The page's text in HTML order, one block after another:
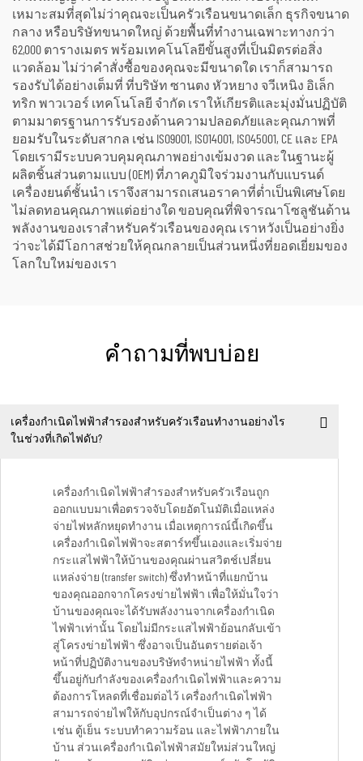
เหมาะสมที่สุดไม่ว่าคุณจะเป็นครัวเรือนขนาดเล็ก ธุรกิจขนาด
กลาง หรือบริษัทขนาดใหญ่ ด้วยพื้นที่ทำงานเฉพาะทางกว่า
62,000 ตารางเมตร พร้อมเทคโนโลยีขั้นสูงที่เป็นมิตรต่อสิ่ง
แวดล้อม ไม่ว่าคำสั่งซื้อของคุณจะมีขนาดใด เราก็สามารถ
รองรับได้อย่างเต็มที่ ที่บริษัท ซานตง หัวหยาง จวีเหนิง อิเล็ก
ทริก พาวเวอร์ เทคโนโลยี จำกัด เราให้เกียรติและมุ่งมั่นปฏิบัติ
ตามมาตรฐานการรับรองด้านความปลอดภัยและคุณภาพที่
ยอมรับในระดับสากล เช่น ISO9001, ISO14001, ISO45001, CE และ EPA
โดยเรามีระบบควบคุมคุณภาพอย่างเข้มงวด และในฐานะผู้
ผลิตชิ้นส่วนตามแบบ (OEM) ที่ภาคภูมิใจร่วมงานกับแบรนด์
เครื่องยนต์ชั้นนำ เราจึงสามารถเสนอราคาที่ต่ำเป็นพิเศษโดย
ไม่ลดทอนคุณภาพแต่อย่างใด ขอบคุณที่พิจารณาโซลูชันด้าน
พลังงานของเราสำหรับครัวเรือนของคุณ เราหวังเป็นอย่างยิ่ง
ว่าจะได้มีโอกาสช่วยให้คุณกลายเป็นส่วนหนึ่งที่ยอดเยี่ยมของ
โลกใบใหม่ของเรา
คำถามที่พบบ่อย
เครื่องกำเนิดไฟฟ้าสำรองสำหรับครัวเรือนทำงานอย่างไร
ในช่วงที่เกิดไฟดับ?
เครื่องกำเนิดไฟฟ้าสำรองสำหรับครัวเรือนถูก
ออกแบบมาเพื่อตรวจจับโดยอัตโนมัติเมื่อแหล่ง
จ่ายไฟหลักหยุดทำงาน เมื่อเหตุการณ์นี้เกิดขึ้น
เครื่องกำเนิดไฟฟ้าจะสตาร์ทขึ้นเองและเริ่มจ่าย
กระแสไฟฟ้าให้บ้านของคุณผ่านสวิตช์เปลี่ยน
แหล่งจ่าย (transfer switch) ซึ่งทำหน้าที่แยกบ้าน
ของคุณออกจากโครงข่ายไฟฟ้า เพื่อให้มั่นใจว่า
บ้านของคุณจะได้รับพลังงานจากเครื่องกำเนิด
ไฟฟ้าเท่านั้น โดยไม่มีกระแสไฟฟ้าย้อนกลับเข้า
สู่โครงข่ายไฟฟ้า ซึ่งอาจเป็นอันตรายต่อเจ้า
หน้าที่ปฏิบัติงานของบริษัทจำหน่ายไฟฟ้า ทั้งนี้
ขึ้นอยู่กับกำลังของเครื่องกำเนิดไฟฟ้าและความ
ต้องการโหลดที่เชื่อมต่อไว้ เครื่องกำเนิดไฟฟ้า
สามารถจ่ายไฟให้กับอุปกรณ์จำเป็นต่าง ๆ ได้
เช่น ตู้เย็น ระบบทำความร้อน และไฟฟ้าภายใน
บ้าน ส่วนเครื่องกำเนิดไฟฟ้าสมัยใหม่ส่วนใหญ่